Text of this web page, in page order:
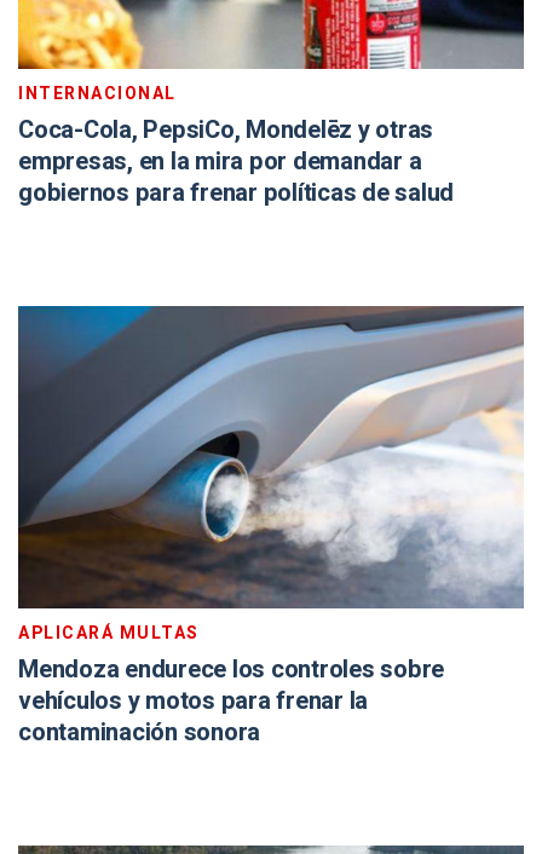
INTERNACIONAL
Coca-Cola, PepsiCo, Mondelēz y otras
empresas, en la mira por demandar a
gobiernos para frenar políticas de salud
APLICARÁ MULTAS
Mendoza endurece los controles sobre
vehículos y motos para frenar la
contaminación sonora